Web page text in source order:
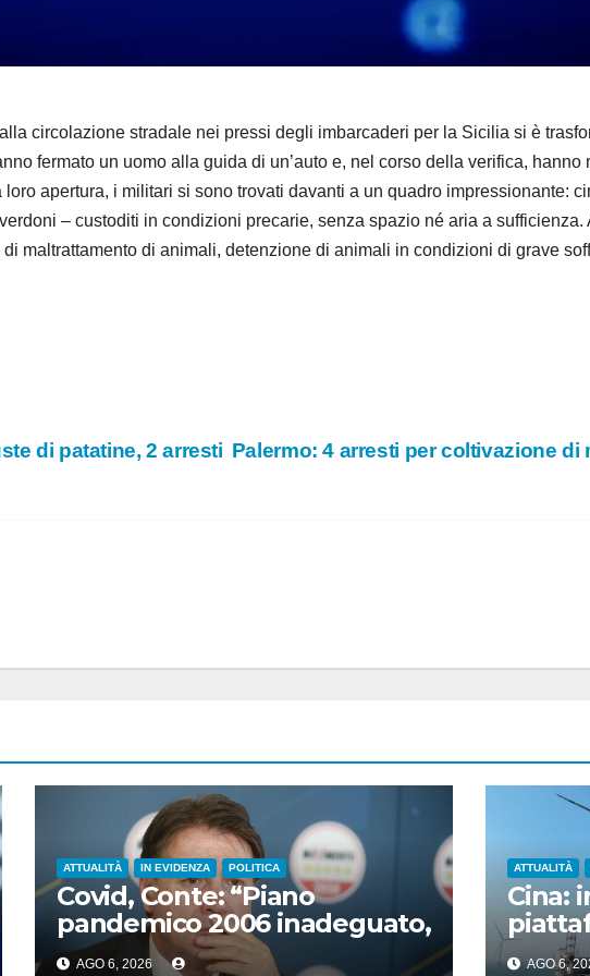
e
o
circolazione stradale nei pressi degli imbarcaderi per la Sicilia si è
fermato un uomo alla guida di un’auto e, nel corso della verifica, hanno
apertura, i militari si sono trovati davanti a un quadro impressionante:
– custoditi in condizioni precarie, senza spazio né aria a
maltrattamento di animali, detenzione di animali in condizioni di grave
Palermo: 4 arresti per coltivazione di
di patatine, 2 arresti
ATTUALITÀ IN EVIDENZA POLITICA
Covid, Conte: “Piano
pandemico 2006 inadeguato,
virus senza precedenti”
AGO 6, 2026
ATTUALITÀ
Cina:
AGO 6,